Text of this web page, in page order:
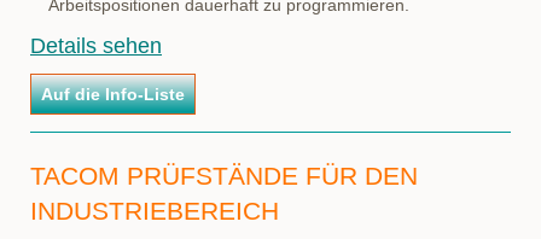
Arbeitspositionen dauerhaft zu programmieren.
Details sehen
TACOM PRÜFSTÄNDE FÜR DEN
INDUSTRIEBEREICH